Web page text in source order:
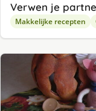
Verwen je
Makkelijke recepten